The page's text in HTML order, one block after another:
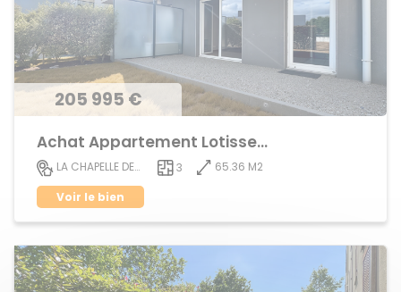
205 995 €
Achat Appartement Lotissement
LA CHAPELLE DES FOUGERETZ 3
65.36 M2
Voir le bien